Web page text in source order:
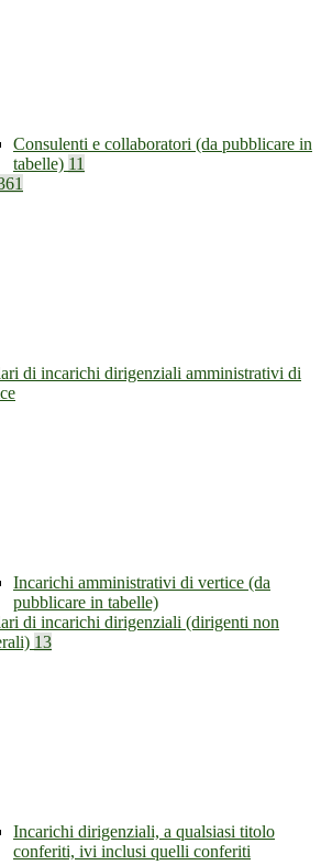
Consulenti e collaboratori (da pubblicare in
tabelle) 11
di incarichi dirigenziali amministrativi di
Incarichi amministrativi di vertice (da
pubblicare in tabelle)
di incarichi dirigenziali (dirigenti non
13
Incarichi dirigenziali, a qualsiasi titolo
conferiti, ivi inclusi quelli conferiti